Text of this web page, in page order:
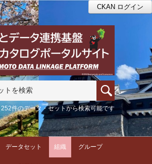
CKAN ログイン
252件のデータ・セットから検索可能です
データセット 組織 グループ